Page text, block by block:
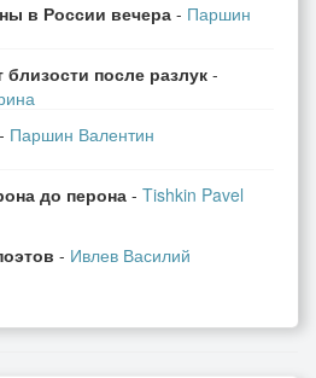
в России вечера - Паршин
после разлук -
- Паршин Валентин
до перона - Tishkin Pavel
- Ивлев Василий